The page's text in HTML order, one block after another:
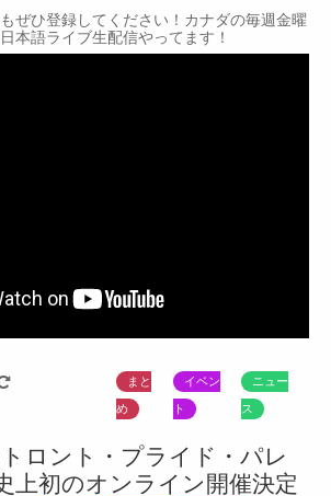
ぜひ登録してください！カナダの毎週金曜
本語ライブ生配信やってます！
まと
め
イベン
ト
ニュー
ス
ロント・プライド・パレ
上初のオンライン開催決定